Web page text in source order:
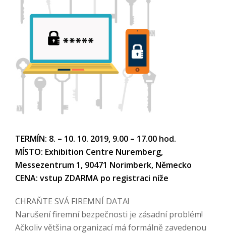
TERMÍN: 8. – 10. 10. 2019, 9.00 – 17.00 hod.
MÍSTO: Exhibition Centre Nuremberg,
Messezentrum 1, 90471 Norimberk, Německo
CENA: vstup ZDARMA po registraci níže
CHRAŇTE SVÁ FIREMNÍ DATA!
Narušení firemní bezpečnosti je zásadní problém!
Ačkoliv většina organizací má formálně zavedenou